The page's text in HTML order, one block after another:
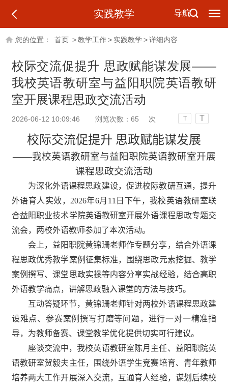
导航
实践教学
您的位置： 首页 >教学工作> 实践教学>详细内容
校际交流促提升 思政赋能谋发展——
我校英语教研室与益阳职院英语教研
室开展课程思政交流活动
2026-06-12 10:09:46 浏览次数： 65 次 T T
校际交流促提升 思政赋能谋发展
——我校英语教研室与益阳职院英语教研室开展
课程思政交流活动
为深化外语课程思政建设，促进校际教研互通，提升
外语育人实效， 2026年6月11日下午，我校英语教研室联
合益阳职业技术学院英语教研室开展外语课程思政专题交
流会，两校外语教师参加了本次活动。
会上，益阳职院黄锦珊老师作专题分享，结合外语课
程思政优秀教学案例征集标准，围绕思政元素挖掘、教学
案例撰写、课堂思政实操等内容分享实战经验，结合高职
外语教学痛点，讲解思政融入课堂的方法与技巧。
互动答疑环节，黄锦珊老师针对两校外语课程思政建
设难点、参赛案例撰写打磨等问题，进行一对一精准指
导，为教师备赛、课堂教学优化提供切实可行建议。
座谈交流中，我校英语教研室陈月主任、益阳职院英
语教研室贺毅夫主任，围绕外语学生竞赛培育、青年教师
培养两大工作开展深入交流，互通育人经验，谋划后续校